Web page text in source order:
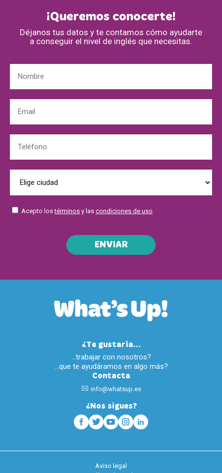
¡Queremos conocerte!
Déjanos tus datos y te contamos cómo ayudarte
a conseguir el nivel de inglés que necesitas.
Acepto lostérminos y las condiciones de uso
ENVIAR
¿Te gustaría...
…trabajar con nosotros?
…que te ayudáramos en algo más?
Contacta
info@whatsup.es
¿Nos sigues?
Aviso legal